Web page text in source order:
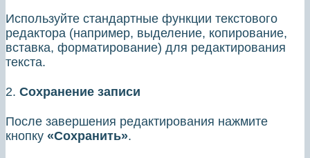
Используйте стандартные функции текстового
редактора (например, выделение, копирование,
вставка, форматирование) для редактирования
текста.
2. Сохранение записи
После завершения редактирования нажмите
кнопку «Сохранить».